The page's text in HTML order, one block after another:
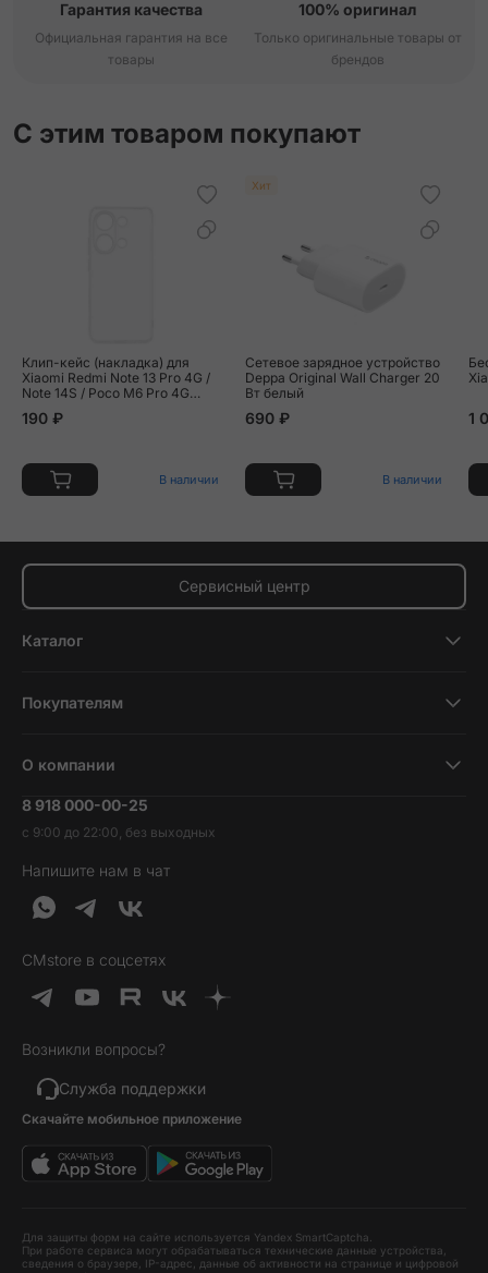
Гарантия качества
Официальная гарантия на все
товары
100% оригинал
Только оригинальные товары от
брендов
С этим товаром покупают
Клип-кейс (накладка) для
Xiaomi Redmi Note 13 Pro 4G /
Note 14S / Poco M6 Pro 4G
190 ₽
В наличии
Хит
Сетевое зарядное устройство
Deppa Original Wall Charger 20
Вт белый
690 ₽
В наличии
1
Сервисный центр
Каталог
Планшеты
Наушники и колонки
Гаджеты
Услуги и софт
Идеи подарков
Товары дня
Выгодные комплекты
Хиты продаж
Уценка
Покупателям
Трейд-ин
Гарантия и возврат
Доставка и оплата
Кредит и рассрочка
О компании
Вакансии
Контакты
Обратная связь
О нас
8 918 000-00-25
с 9:00 до 22:00, без выходных
Напишите нам в чат
CMstore в соцсетях
Возникли вопросы?
Служба поддержки
Скачайте мобильное приложение
Для защиты форм на сайте используется Yandex SmartCaptcha.
При работе сервиса могут обрабатываться технические данные устройства,
сведения о браузере, IP-адрес, данные об активности на странице и цифровой